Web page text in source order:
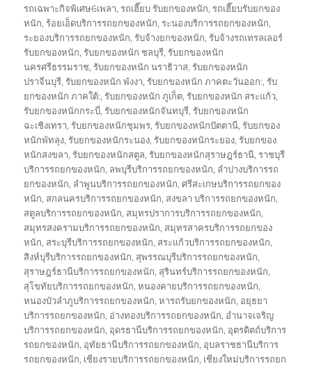
รถเฉพาะกิจพิเศษ6เพลา,รถเฮี๊ยบ รับยกของหนัก,รถเฮี๊ยบรับยกของ
หนัก,ร้อยเอ็ดบริการรถยกของหนัก,ระนองบริการรถยกของหนัก,
ระยองบริการรถยกของหนัก,รับจ้างยกของหนัก,รับจ้างรถเทรลเลอร์
รับยกของหนัก,รับยกของหนัก ชลบุรี,รับยกของหนัก
นครศรีธรรมราช,รับยกของหนัก นราธิวาส,รับยกของหนัก
ปราจีนบุรี,รับยกของหนัก พังงา,รับยกของหนัก ภาคตะวันออก:,รับ
ยกของหนัก ภาคใต้:,รับยกของหนัก ภูเก็ต,รับยกของหนัก สระแก้ว,
รับยกของหนักกระบี่,รับยกของหนักจันทบุรี,รับยกของหนัก
ฉะเชิงเทรา,รับยกของหนักชุมพร,รับยกของหนักปัตตานี,รับยกของ
หนักพัทลุง,รับยกของหนักระนอง,รับยกของหนักระยอง,รับยกของ
หนักสงขลา,รับยกของหนักสตูล,รับยกของหนักสุราษฎร์ธานี,ราชบุรี
บริการรถยกของหนัก, ลพบุรีบริการรถยกของหนัก, ลำปางบริการรถ
ยกของหนัก, ลำพูนบริการรถยกของหนัก,ศรีสะเกษบริการรถยกของ
หนัก, สกลนครบริการรถยกของหนัก, สงขลา บริการรถยกของหนัก,
สตูลบริการรถยกของหนัก, สมุทรปราการบริการรถยกของหนัก,
สมุทรสงครามบริการรถยกของหนัก, สมุทรสาครบริการรถยกของ
หนัก, สระบุรีบริการรถยกของหนัก, สระแก้วบริการรถยกของหนัก,
สิงห์บุรีบริการรถยกของหนัก, สุพรรณบุรีบริการรถยกของหนัก,
สุราษฎร์ธานีบริการรถยกของหนัก, สุรินทร์บริการรถยกของหนัก,
สุโขทัยบริการรถยกของหนัก,หนองคายบริการรถยกของหนัก,
หนองบัวลำภูบริการรถยกของหนัก,หารถรับยกของหนัก, อยุธยา
บริการรถยกของหนัก, อ่างทองบริการรถยกของหนัก, อำนาจเจริญ
บริการรถยกของหนัก, อุดรธานีบริการรถยกของหนัก, อุตรดิตถ์บริการ
รถยกของหนัก, อุทัยธานีบริการรถยกของหนัก, อุบลราชธานีบริการ
รถยกของหนัก, เชียงรายบริการรถยกของหนัก, เชียงใหม่บริการรถยก